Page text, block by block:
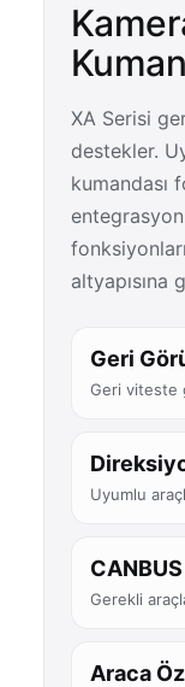
XA Serisi
destekler.
kumandası
altyapısına
Geri
Geri viteste
Uyumlu
CANBUS
Gerekli
Araca